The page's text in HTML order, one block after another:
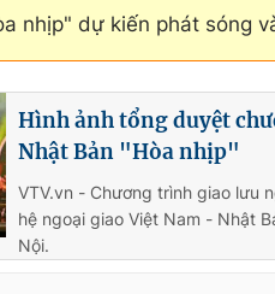
nhịp" dự kiến phát sóng
Hình ảnh tổng duyệt
Nhật Bản "Hòa nhịp"
VTV.vn - Chương trình giao lưu
hệ ngoại giao Việt Nam - Nhật
Nội.